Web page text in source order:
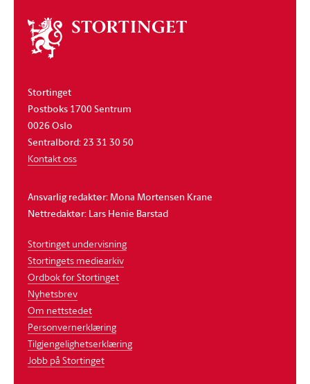
Om
stortinget
Stortinget
Postboks 1700 Sentrum
0026 Oslo
Sentralbord: 23 31 30 50
Kontakt oss
Ansvarlig redaktør: Mona Mortensen Krane
Nettredaktør: Lars Henie Barstad
Stortinget undervisning
Stortingets mediearkiv
Ordbok for Stortinget
Nyhetsbrev
Om nettstedet
Personvernerklæring
Tilgjengelighetserklæring
Jobb på Stortinget